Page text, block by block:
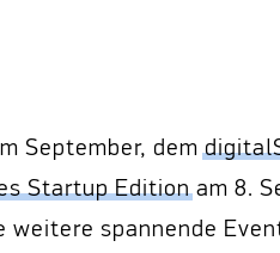
September, dem
Startup Editionam 8.
weitere spannende